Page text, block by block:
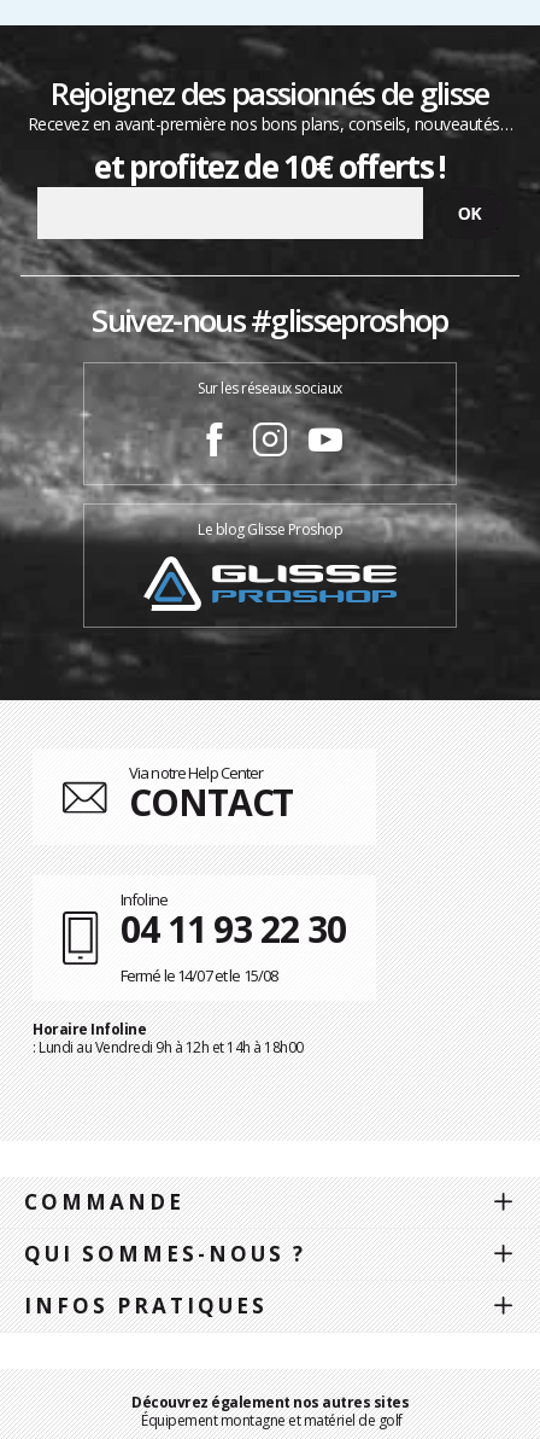
Rejoignez des passionnés de glisse
Recevez en avant-première nos bons plans, conseils, nouveautés…
et profitez de 10€ offerts !
Suivez-nous #glisseproshop
Sur les réseaux sociaux
Le blog Glisse Proshop
Via notre Help Center
CONTACT
Infoline
04 11 93 22 30
Fermé le 14/07 et le 15/08
Horaire Infoline
: Lundi au Vendredi 9h à 12h et 14h à 18h00
COMMANDE
QUI SOMMES-NOUS ?
INFOS PRATIQUES
Découvrez également nos autres sites
Équipement montagne et matériel de golf